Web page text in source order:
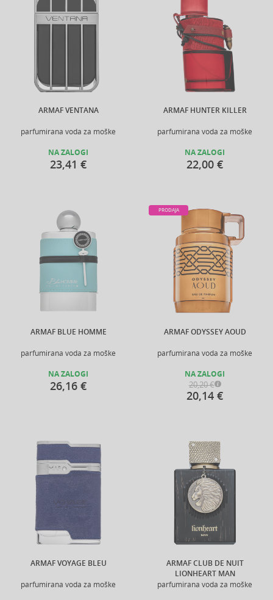
ARMAF VENTANA
parfumirana voda za moške
NA ZALOGI
23,41 €
ARMAF HUNTER KILLER
parfumirana voda za moške
NA ZALOGI
22,00 €
ARMAF BLUE HOMME
parfumirana voda za moške
NA ZALOGI
26,16 €
ARMAF ODYSSEY AOUD
parfumirana voda za moške
PRODAJA
NA ZALOGI
20,20 €
20,14 €
ARMAF VOYAGE BLEU
parfumirana voda za moške
ARMAF CLUB DE NUIT
LIONHEART MAN
parfumirana voda za moške